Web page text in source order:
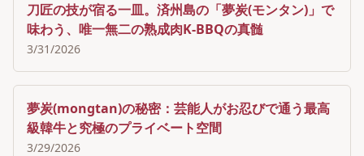
刀匠の技が宿る一皿。済州島の「夢炭(モンタン)」で
味わう、唯一無二の熟成肉K-BBQの真髄
3/31/2026
夢炭(mongtan)の秘密：芸能人がお忍びで通う最高
級韓牛と究極のプライベート空間
3/29/2026